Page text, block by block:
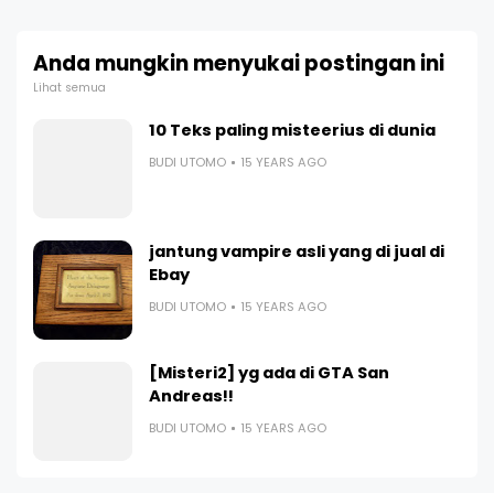
Anda mungkin menyukai postingan ini
Lihat semua
10 Teks paling misteerius di dunia
BUDI UTOMO 15 YEARS AGO
jantung vampire asli yang di jual di
Ebay
BUDI UTOMO 15 YEARS AGO
[Misteri2] yg ada di GTA San
Andreas!!
BUDI UTOMO 15 YEARS AGO